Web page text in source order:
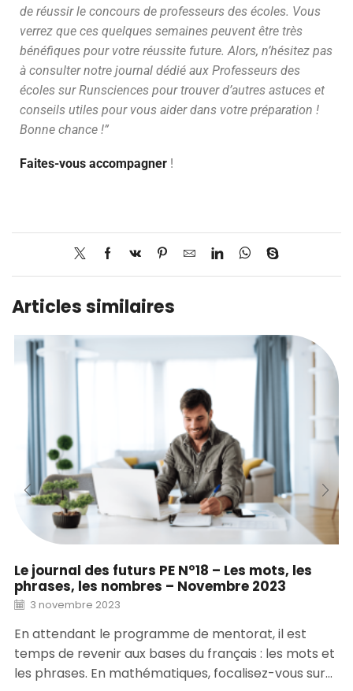
de réussir le concours de professeurs des écoles. Vous
verrez que ces quelques semaines peuvent être très
bénéfiques pour votre réussite future. Alors, n’hésitez pas
à consulter notre journal dédié aux Professeurs des
écoles sur Runsciences pour trouver d’autres astuces et
conseils utiles pour vous aider dans votre préparation !
Bonne chance !”
Faites-vous accompagner !
Articles similaires
Le journal des futurs PE N°18 – Les mots, les
phrases, les nombres – Novembre 2023
3 novembre 2023
En attendant le programme de mentorat, il est
temps de revenir aux bases du français : les mots et
les phrases. En mathématiques, focalisez-vous sur...